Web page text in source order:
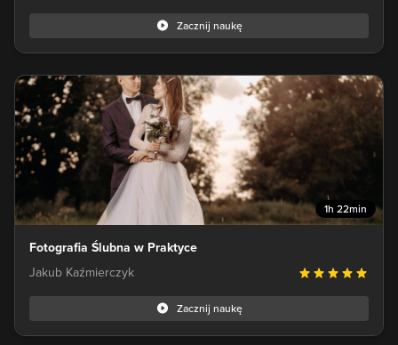
Zacznij naukę
1h 22min
Fotografia Ślubna w Praktyce
Jakub Kaźmierczyk
Zacznij naukę